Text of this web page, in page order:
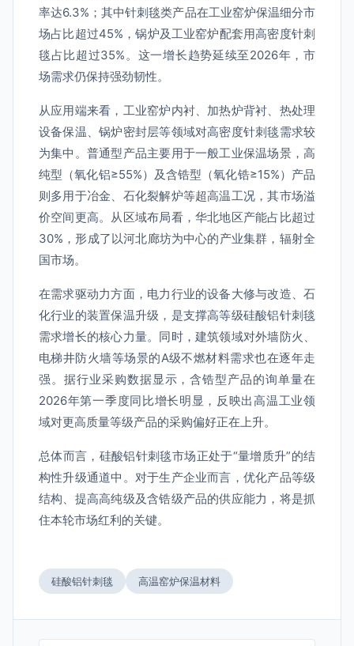
率达6.3%；其中针刺毯类产品在工业窑炉保温细分市
场占比超过45%，锅炉及工业窑炉配套用高密度针刺
毯占比超过35%。这一增长趋势延续至2026年，市
场需求仍保持强劲韧性。
从应用端来看，工业窑炉内衬、加热炉背衬、热处理
设备保温、锅炉密封层等领域对高密度针刺毯需求较
为集中。普通型产品主要用于一般工业保温场景，高
纯型（氧化铝≥55%）及含锆型（氧化锆≥15%）产品
则多用于冶金、石化裂解炉等超高温工况，其市场溢
价空间更高。从区域布局看，华北地区产能占比超过
30%，形成了以河北廊坊为中心的产业集群，辐射全
国市场。
在需求驱动力方面，电力行业的设备大修与改造、石
化行业的装置保温升级，是支撑高等级硅酸铝针刺毯
需求增长的核心力量。同时，建筑领域对外墙防火、
电梯井防火墙等场景的A级不燃材料需求也在逐年走
强。据行业采购数据显示，含锆型产品的询单量在
2026年第一季度同比增长明显，反映出高温工业领
域对更高质量等级产品的采购偏好正在上升。
总体而言，硅酸铝针刺毯市场正处于“量增质升”的结
构性升级通道中。对于生产企业而言，优化产品等级
结构、提高高纯级及含锆级产品的供应能力，将是抓
住本轮市场红利的关键。
硅酸铝针刺毯 高温窑炉保温材料